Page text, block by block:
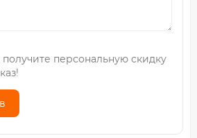
получите персональную скидку